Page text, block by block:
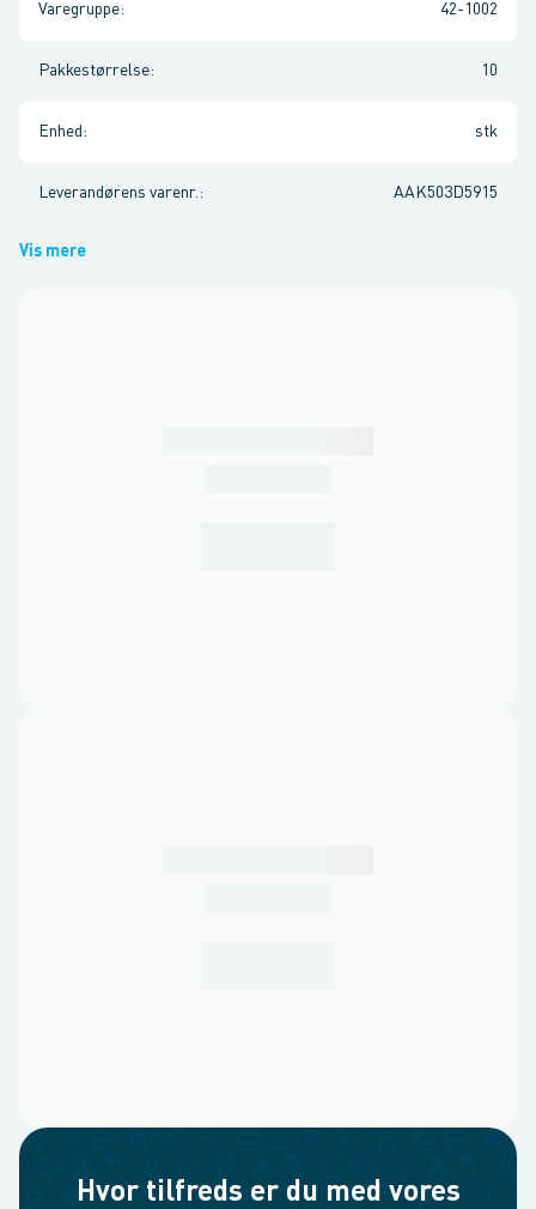
Varegruppe: 42-1002
Pakkestørrelse: 10
Enhed : stk
Leverandørens varenr. : AAK503D5915
Vis mere
Hvor tilfreds er du med vores